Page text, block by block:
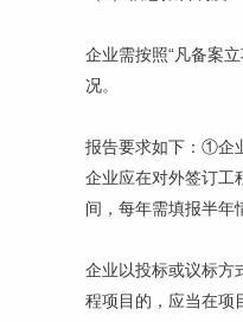
企业需按照“凡备案
况。
报告要求如下：①企
企业应在对外签订工
间，每年需填报半年
企业以投标或议标方
程项目的，应当在项